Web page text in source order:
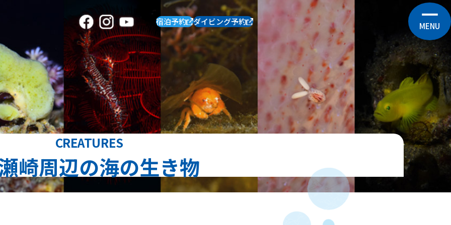
宿泊予約 ダイビング予約 MENU
CREATURES
崎周辺の海の生き物